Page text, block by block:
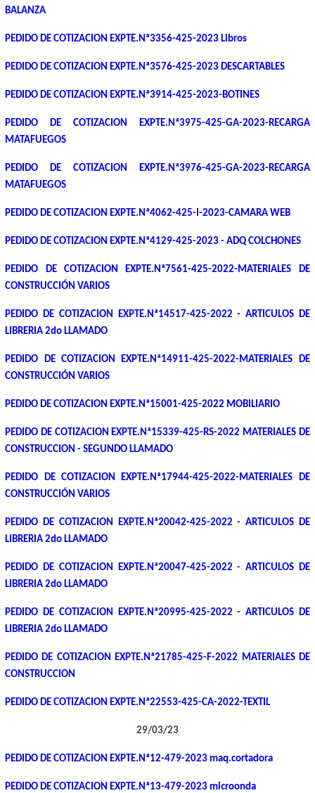
BALANZA
PEDIDO DE COTIZACION EXPTE.Nª3356-425-2023 Libros
PEDIDO DE COTIZACION EXPTE.Nª3576-425-2023 DESCARTABLES
PEDIDO DE COTIZACION EXPTE.Nª3914-425-2023-BOTINES
PEDIDO DE COTIZACION EXPTE.Nª3975-425-GA-2023-RECARGA
MATAFUEGOS
PEDIDO DE COTIZACION EXPTE.Nª3976-425-GA-2023-RECARGA
MATAFUEGOS
PEDIDO DE COTIZACION EXPTE.Nª4062-425-I-2023-CAMARA WEB
PEDIDO DE COTIZACION EXPTE.Nª4129-425-2023 - ADQ COLCHONES
PEDIDO DE COTIZACION EXPTE.Nª7561-425-2022-MATERIALES DE
CONSTRUCCIÓN VARIOS
PEDIDO DE COTIZACION EXPTE.Nª14517-425-2022 - ARTICULOS DE
LIBRERIA 2do LLAMADO
PEDIDO DE COTIZACION EXPTE.Nª14911-425-2022-MATERIALES DE
CONSTRUCCIÓN VARIOS
PEDIDO DE COTIZACION EXPTE.Nª15001-425-2022 MOBILIARIO
PEDIDO DE COTIZACION EXPTE.Nª15339-425-RS-2022 MATERIALES DE
CONSTRUCCION - SEGUNDO LLAMADO
PEDIDO DE COTIZACION EXPTE.Nª17944-425-2022-MATERIALES DE
CONSTRUCCIÓN VARIOS
PEDIDO DE COTIZACION EXPTE.Nª20042-425-2022 - ARTICULOS DE
LIBRERIA 2do LLAMADO
PEDIDO DE COTIZACION EXPTE.Nª20047-425-2022 - ARTICULOS DE
LIBRERIA 2do LLAMADO
PEDIDO DE COTIZACION EXPTE.Nª20995-425-2022 - ARTICULOS DE
LIBRERIA 2do LLAMADO
PEDIDO DE COTIZACION EXPTE.Nª21785-425-F-2022 MATERIALES DE
CONSTRUCCION
PEDIDO DE COTIZACION EXPTE.Nª22553-425-CA-2022-TEXTIL
29/03/23
PEDIDO DE COTIZACION EXPTE.Nª12-479-2023 maq.cortadora
PEDIDO DE COTIZACION EXPTE.Nª13-479-2023 microonda